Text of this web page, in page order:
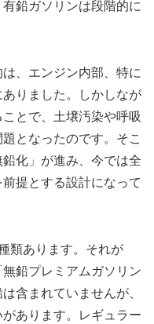
鉛ガソリンは段階的に
、エンジン内部、特に
りました。しかしなが
とで、土壌汚染や呼吸
となったのです。そこ
化」が進み、今では全
提とする設計になって
類あります。それが
無鉛プレミアムガソリン
含まれていませんが、
あります。レギュラー